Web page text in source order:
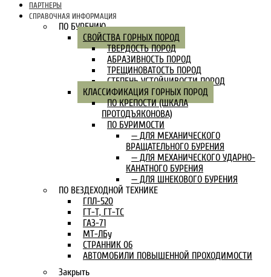
ПАРТНЕРЫ
СПРАВОЧНАЯ ИНФОРМАЦИЯ
ПО БУРЕНИЮ
СВОЙСТВА ГОРНЫХ ПОРОД
ТВЕРДОСТЬ ПОРОД
АБРАЗИВНОСТЬ ПОРОД
ТРЕЩИНОВАТОСТЬ ПОРОД
СТЕПЕНЬ УСТОЙЧИВОСТИ ПОРОД
КЛАССИФИКАЦИЯ ГОРНЫХ ПОРОД
ПО КРЕПОСТИ (ШКАЛА
ПРОТОДЪЯКОНОВА)
ПО БУРИМОСТИ
— ДЛЯ МЕХАНИЧЕСКОГО
ВРАЩАТЕЛЬНОГО БУРЕНИЯ
— ДЛЯ МЕХАНИЧЕСКОГО УДАРНО-
КАНАТНОГО БУРЕНИЯ
— ДЛЯ ШНЕКОВОГО БУРЕНИЯ
ПО ВЕЗДЕХОДНОЙ ТЕХНИКЕ
ГПЛ-520
ГТ-Т, ГТ-ТС
ГАЗ-71
МТ-ЛБу
СТРАННИК 06
АВТОМОБИЛИ ПОВЫШЕННОЙ ПРОХОДИМОСТИ
Закрыть